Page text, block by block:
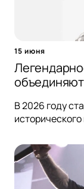
15 июня
В 2026 году